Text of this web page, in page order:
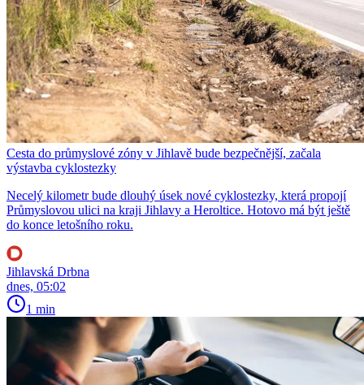
Cesta do průmyslové zóny v Jihlavě bude bezpečnější, začala
výstavba cyklostezky
Necelý kilometr bude dlouhý úsek nové cyklostezky, která propojí
Průmyslovou ulici na kraji Jihlavy a Heroltice. Hotovo má být ještě
do konce letošního roku.
Jihlavská Drbna
dnes, 05:02
1 min